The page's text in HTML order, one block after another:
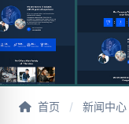
首页 / 新闻中心